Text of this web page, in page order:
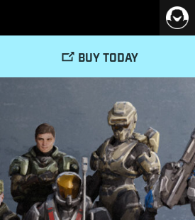
BUY TODAY